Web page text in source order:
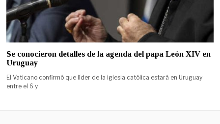
Se conocieron detalles de la agenda del papa León XIV en
Uruguay
El Vaticano confirmó que líder de la iglesia católica estará en Uruguay
entre el 6 y